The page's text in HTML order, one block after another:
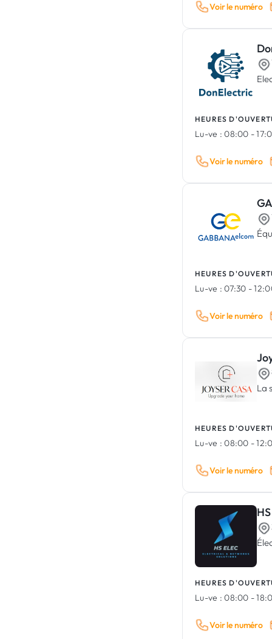
Voir le numéro
HEURES
Lu-ve : 08:00 -
Voir le numéro
HEURES
Lu-ve : 07:30 -
Voir le numéro
La
HEURES
Lu-ve : 08:00 -
Voir le numéro
HEURES
Lu-ve : 08:00 -
Voir le numéro